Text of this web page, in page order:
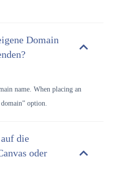
Domain
name. When placing an
option.
die
oder